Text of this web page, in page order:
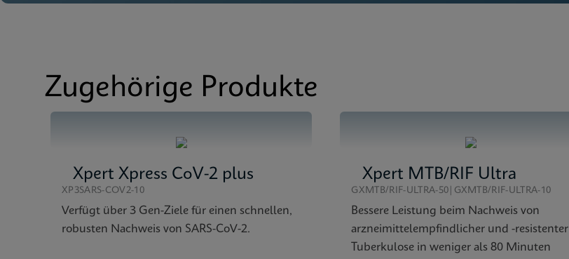
Zugehörige Produkte
Xpert Xpress CoV-2 plus
XP3SARS-COV2-10
Verfügt über 3 Gen-Ziele für einen schnellen,
robusten Nachweis von SARS-CoV-2.
Xpert MTB/RIF Ultra
GXMTB/RIF-ULTRA-50|GXMTB/RIF-ULTRA-10
Bessere Leistung beim Nachweis von
arzneimittelempfindlicher und -resistenter
Tuberkulose in weniger als 80 Minuten